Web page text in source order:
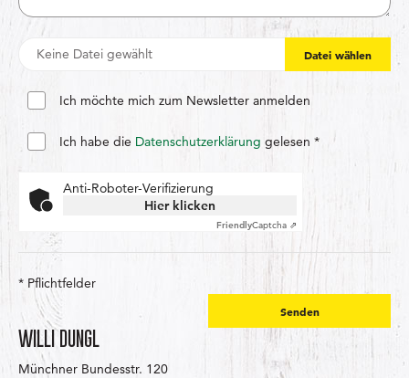
Keine Datei gewählt Datei wählen
Ich möchte mich zum Newsletter anmelden
Ich habe die Datenschutzerklärung gelesen *
Anti-Roboter-Verifizierung
Hier klicken
FriendlyCaptcha ⇗
* Pflichtfelder
Senden
WILLI DUNGL
Münchner Bundesstr. 120